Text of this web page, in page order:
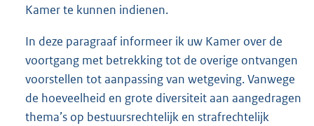
Kamer te kunnen indienen.
In deze paragraaf informeer ik uw Kamer over de
voortgang met betrekking tot de overige ontvangen
voorstellen tot aanpassing van wetgeving. Vanwege
de hoeveelheid en grote diversiteit aan aangedragen
thema’s op bestuursrechtelijk en strafrechtelijk